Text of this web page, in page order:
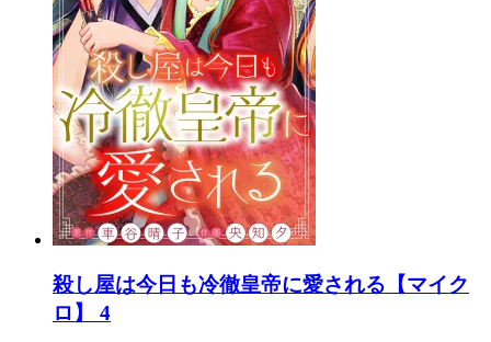
殺し屋は今日も冷徹皇帝に愛される【マイク
ロ】 4